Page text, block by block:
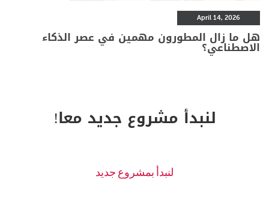
April 14, 2026
هل ما زال المطورون مهمين في عصر الذكاء
الاصطناعي؟
لنبدأ مشروع جديد معا!